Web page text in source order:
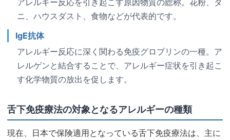
ニ、ハウスダスト、食物などが代表的です。
IgE抗体
アレルギー反応に深く関わる免疫グロブリンの一種。ア
レルゲンと結合することで、アレルギー症状を引き起こ
す化学物質の放出を促します。
舌下免疫療法の対象となるアレルギーの種類
現在、日本で保険適用となっている舌下免疫療法は、主に